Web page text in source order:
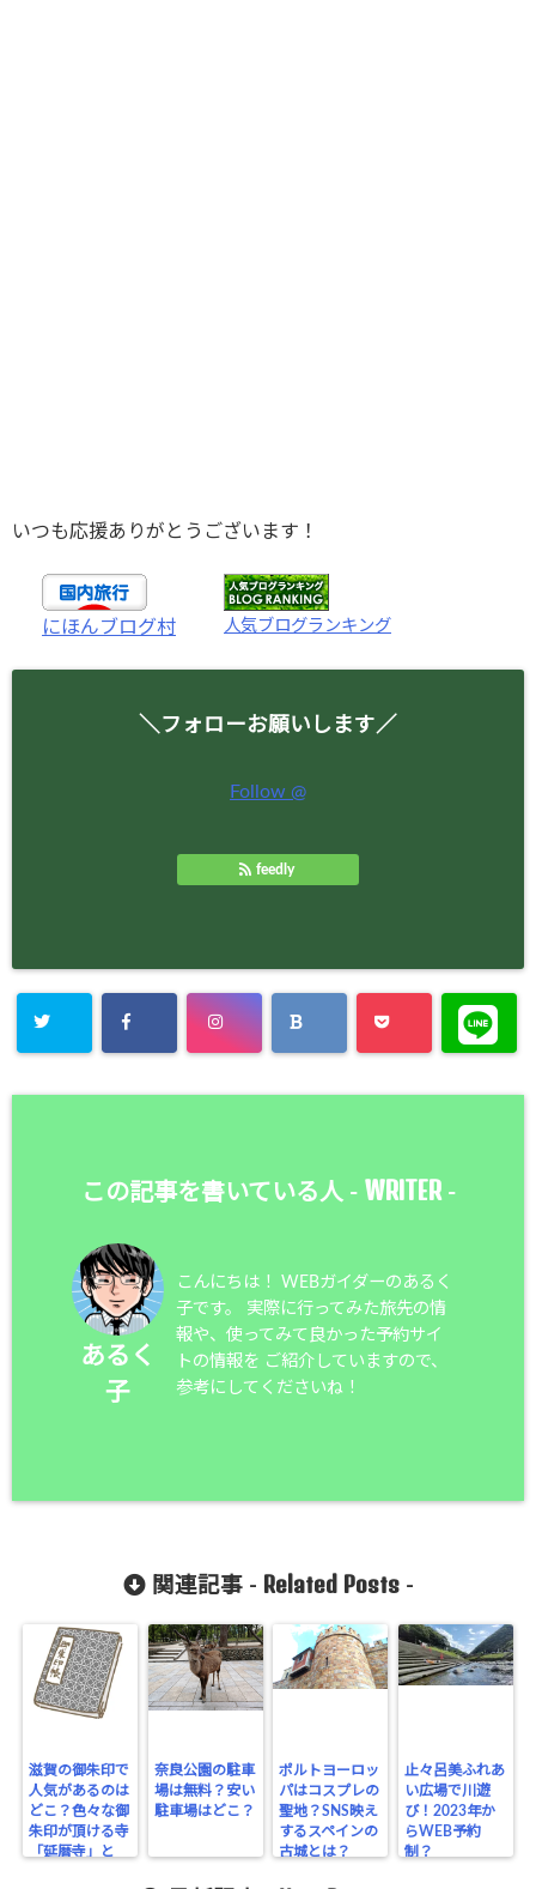
いつも応援ありがとうございます！
にほんブログ村 人気ブログランキング
＼フォローお願いします／
Follow @
feedly
この記事を書いている人 - WRITER-
あるく
子
こんにちは！ WEBガイダーのあるく
子です。 実際に行ってみた旅先の情
報や、使ってみて良かった予約サイ
トの情報を ご紹介していますので、
参考にしてくださいね！
関連記事 - Related Posts-
滋賀の御朱印で
人気があるのは
どこ？色々な御
朱印が頂ける寺
「延暦寺」と
奈良公園の駐車
場は無料？安い
駐車場はどこ？
ポルトヨーロッ
パはコスプレの
聖地？SNS映え
するスペインの
古城とは？
止々呂美ふれあ
い広場で川遊
び！2023年か
らWEB予約
制？